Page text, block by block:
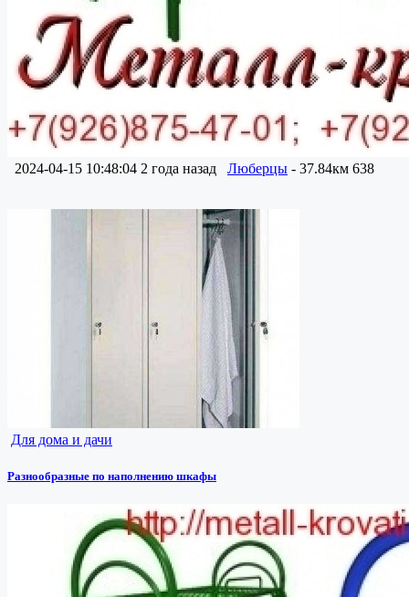
2024-04-15 10:48:04 2 года назад Люберцы - 37.84км 638
Для дома и дачи
Разнообразные по наполнению шкафы